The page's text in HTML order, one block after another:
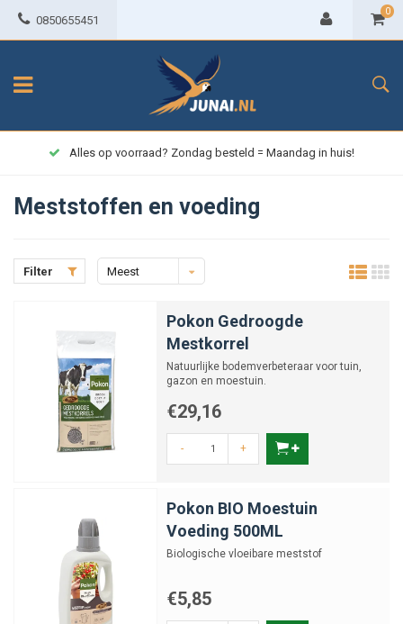
0850655451
0
Alles op voorraad? Zondag besteld = Maandag in huis!
Meststoffen en voeding
Filter
Meest
Pokon Gedroogde
Mestkorrel
Natuurlijke bodemverbeteraar voor tuin,
gazon en moestuin.
€29,16
- +
Pokon BIO Moestuin
Voeding 500ML
Biologische vloeibare meststof
€5,85